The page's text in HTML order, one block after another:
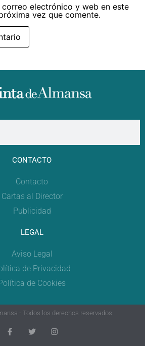
correo electrónico y web en este
vez que comente.
CONTACTO
Contacto
Cartas al Director
Publicidad
LEGAL
Aviso Legal
de Privacidad
de Cookies
- Todos los derechos reservados